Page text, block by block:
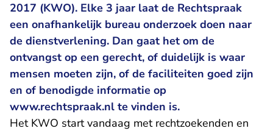
2017 (KWO). Elke 3 jaar laat de Rechtspraak
een onafhankelijk bureau onderzoek doen naar
de dienstverlening. Dan gaat het om de
ontvangst op een gerecht, of duidelijk is waar
mensen moeten zijn, of de faciliteiten goed zijn
en of benodigde informatie op
www.rechtspraak.nl te vinden is.
Het KWO start vandaag met rechtzoekenden en